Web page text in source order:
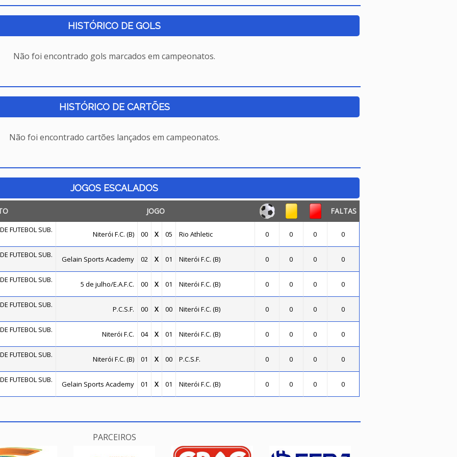
HISTÓRICO DE GOLS
Não foi encontrado gols marcados em campeonatos.
HISTÓRICO DE CARTÕES
Não foi encontrado cartões lançados em campeonatos.
JOGOS ESCALADOS
JOGO FALTAS
FUTEBOL SUB.
Niterói F.C. (B) 00 X 05 Rio Athletic 0 0 0 0
FUTEBOL SUB.
Gelain Sports Academy 02 X 01 Niterói F.C. (B) 0 0 0 0
FUTEBOL SUB.
5 de julho/E.A.F.C. 00 X 01 Niterói F.C. (B) 0 0 0 0
FUTEBOL SUB.
P.C.S.F. 00 X 00 Niterói F.C. (B) 0 0 0 0
FUTEBOL SUB.
Niterói F.C. 04 X 01 Niterói F.C. (B) 0 0 0 0
FUTEBOL SUB.
Niterói F.C. (B) 01 X 00 P.C.S.F. 0 0 0 0
FUTEBOL SUB.
Gelain Sports Academy 01 X 01 Niterói F.C. (B) 0 0 0 0
PARCEIROS